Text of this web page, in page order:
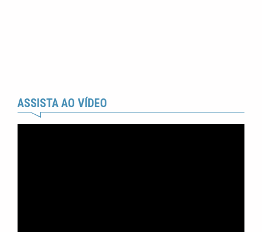
ASSISTA AO VÍDEO